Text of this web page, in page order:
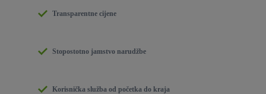
Transparentne cijene
Stopostotno jamstvo narudžbe
Korisnička služba od početka do kraja